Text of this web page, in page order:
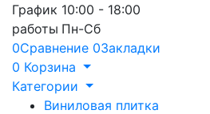
График
работы
10:00 - 18:00
Пн-Сб
0Сравнение 0Закладки
0 Корзина
Категории
Виниловая плитка